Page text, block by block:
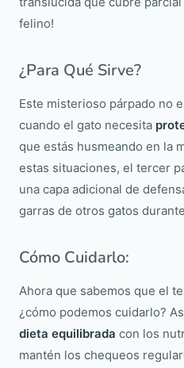
felino!
¿Para Qué Sirve?
Este misterioso párpado no
cuando el gato necesita
que estás husmeando en la
estas situaciones, el tercer
una capa adicional de
garras de otros gatos
Cómo Cuidarlo:
Ahora que sabemos que el
¿cómo podemos cuidarlo?
dieta equilibrada con los
mantén los chequeos